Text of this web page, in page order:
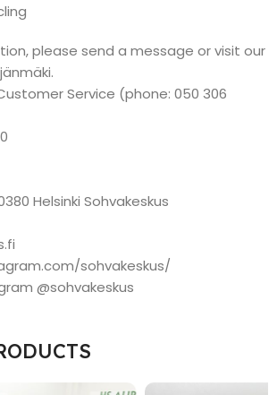
please send a message or visit our
Service (phone: 050 306
Helsinki Sohvakeskus
sohvakeskus/
@sohvakeskus